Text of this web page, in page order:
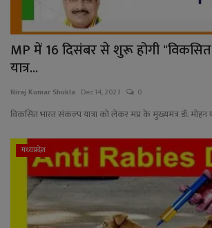
MP में 16 दिसंबर से शुरू होगी
यात्र...
Niraj Kumar Shukla Dec 14, 2023 0
विकसित भारत संकल्प यात्रा को लेकर मप्र के मुख्यमंत्र डॉ. मोहन
मध्यप्रदेश